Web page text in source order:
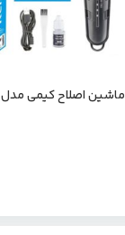
ماشین اصلاح کیمی مدل KM-1563